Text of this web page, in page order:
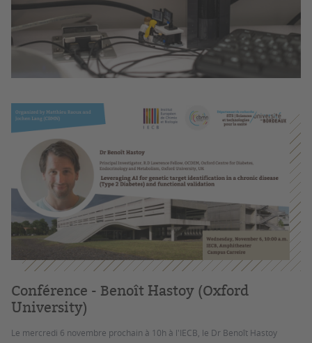
Conférence - Benoît Hastoy (Oxford
University)
Le mercredi 6 novembre prochain à 10h à l'IECB, le Dr Benoît Hastoy